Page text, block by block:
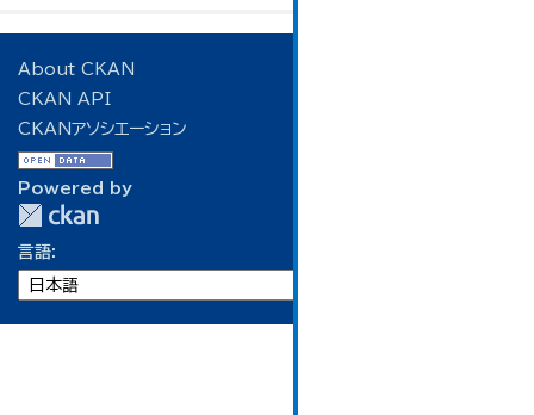
About CKAN
CKAN API
CKANアソシエーション
Powered by
言語